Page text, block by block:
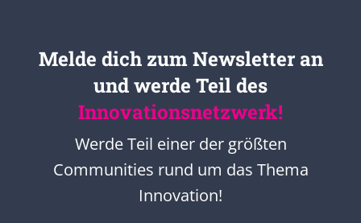
Melde dich zum Newsletter an
und werde Teil des
Innovationsnetzwerk!
Werde Teil einer der größten
Communities rund um das Thema
Innovation!